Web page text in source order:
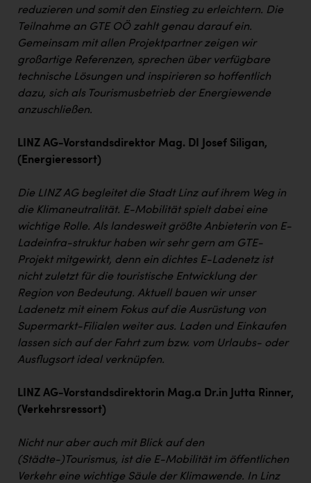
reduzieren und somit den Einstieg zu erleichtern. Die
Teilnahme an GTE OÖ zahlt genau darauf ein.
Gemeinsam mit allen Projektpartner zeigen wir
großartige Referenzen, sprechen über verfügbare
technische Lösungen und inspirieren so hoffentlich
dazu, sich als Tourismusbetrieb der Energiewende
anzuschließen.
LINZ AG-Vorstandsdirektor Mag. DI Josef Siligan,
(Energieressort)
Die LINZ AG begleitet die Stadt Linz auf ihrem Weg in
die Klimaneutralität. E-Mobilität spielt dabei eine
wichtige Rolle. Als landesweit größte Anbieterin von E-
Ladeinfra-struktur haben wir sehr gern am GTE-
Projekt mitgewirkt, denn ein dichtes E-Ladenetz ist
nicht zuletzt für die touristische Entwicklung der
Region von Bedeutung. Aktuell bauen wir unser
Ladenetz mit einem Fokus auf die Ausrüstung von
Supermarkt-Filialen weiter aus. Laden und Einkaufen
lassen sich auf der Fahrt zum bzw. vom Urlaubs- oder
Ausflugsort ideal verknüpfen.
LINZ AG-Vorstandsdirektorin Mag.a Dr.in Jutta Rinner,
(Verkehrsressort)
Nicht nur aber auch mit Blick auf den
(Städte-)Tourismus, ist die E-Mobilität im öffentlichen
Verkehr eine wichtige Säule der Klimawende. In Linz